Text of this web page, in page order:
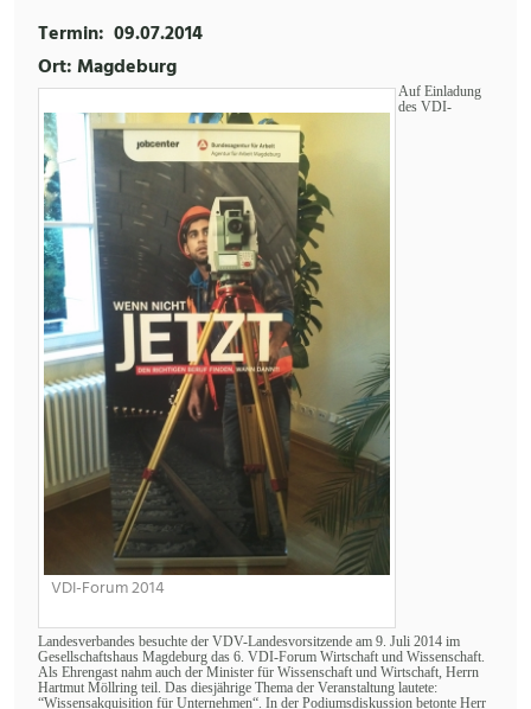
Termin: 09.07.2014
Ort: Magdeburg
VDI-Forum 2014
Auf Einladung
des VDI-
Landesverbandes besuchte der VDV-Landesvorsitzende am 9. Juli 2014 im
Gesellschaftshaus Magdeburg das 6. VDI-Forum Wirtschaft und Wissenschaft.
Als Ehrengast nahm auch der Minister für Wissenschaft und Wirtschaft, Herrn
Hartmut Möllring teil. Das diesjährige Thema der Veranstaltung lautete:
“Wissensakquisition für Unternehmen“. In der Podiumsdiskussion betonte Herr